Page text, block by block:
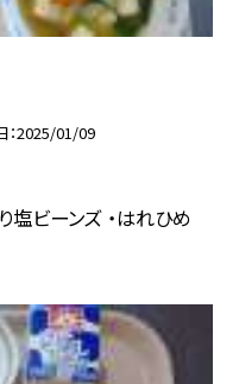
2025/01/09
塩ビーンズ ・はれひめ